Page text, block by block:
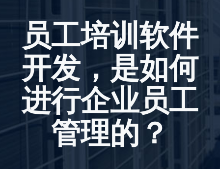
员工培训软件
开发，是如何
进行企业员工
管理的？